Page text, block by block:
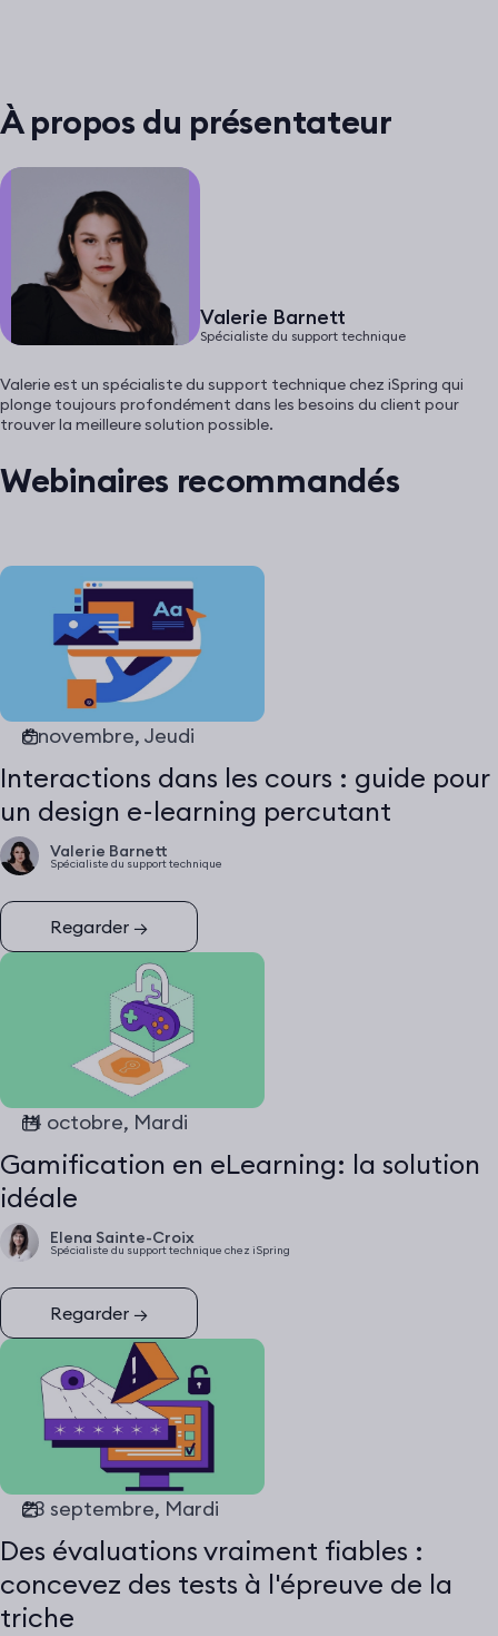
À propos du présentateur
Valerie Barnett
Spécialiste du support technique
Valerie est un spécialiste du support technique chez iSpring qui
plonge toujours profondément dans les besoins du client pour
trouver la meilleure solution possible.
Webinaires recommandés
6 novembre, Jeudi
Interactions dans les cours : guide pour
un design e-learning percutant
Valerie Barnett
Spécialiste du support technique
Regarder →
14 octobre, Mardi
Gamification en eLearning: la solution
idéale
Elena Sainte-Croix
Spécialiste du support technique chez iSpring
Regarder →
23 septembre, Mardi
Des évaluations vraiment fiables :
concevez des tests à l'épreuve de la
triche